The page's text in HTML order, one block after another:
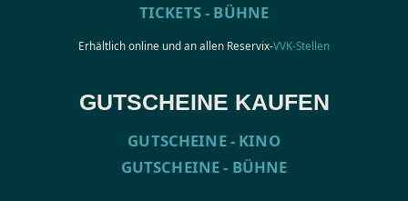
TICKETS - BÜHNE
Erhältlich online und an allen Reservix-VVK-Stellen
GUTSCHEINE KAUFEN
GUTSCHEINE - KINO
GUTSCHEINE - BÜHNE